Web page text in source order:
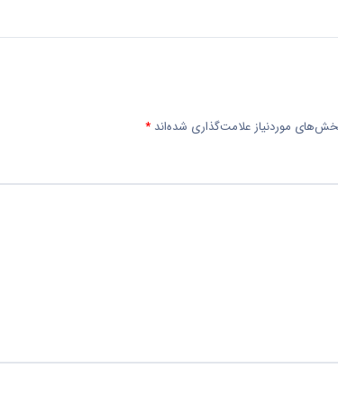
موردنیاز علامت‌گذاری شده‌اند *